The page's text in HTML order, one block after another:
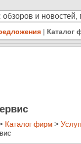
и
| Каталог
Каталог фирм >